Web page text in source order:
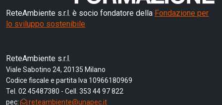
ReteAmbiente s.r.l. è socio fondatore della Fondazione per
lo sviluppo sostenibile
ReteAmbiente s.r.l.
Viale Sabotino 24, 20135 Milano
Codice fiscale e partita Iva 10966180969
Tel. 02 45487380 - Cell. 353 44 97 822
pec:
reteambiente@unapec.it